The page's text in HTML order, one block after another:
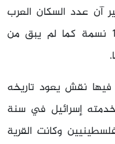
يهوديا غير آن عدد السكان العرب
150 نسمة كما لم يبق من
نقش يعود تاريخه
استخدمته إسرائيل في سنة
وكانت القرية